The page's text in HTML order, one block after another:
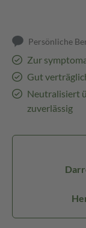
Persönliche
Zur
Gut
Neutralisiert
zuverlässig